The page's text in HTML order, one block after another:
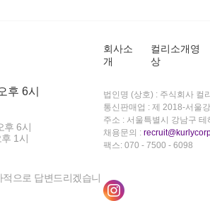
후 6시
후 6시
1시
으로 답변드리겠습니
회사소
개
컬리소개영
상
법인명 (상호) : 주식회사 컬리
통신판매업 : 제 2018-서울
주소 : 서울특별시 강남구
채용문의 :
팩스: 070 - 7500 - 6098